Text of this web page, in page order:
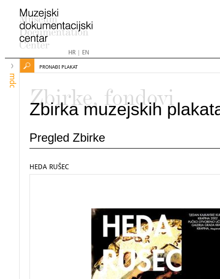
HR| EN
mdc
PRONAĐI PLAKAT
Zbirke, fondovi
Zbirka muzejskih
Pregled Zbirke
HEDA RUŠEC